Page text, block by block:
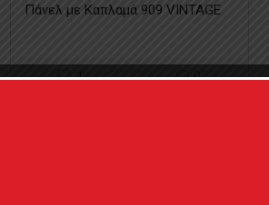
Πάνελ με Καπλαμά 909 VINTAGE
1 0